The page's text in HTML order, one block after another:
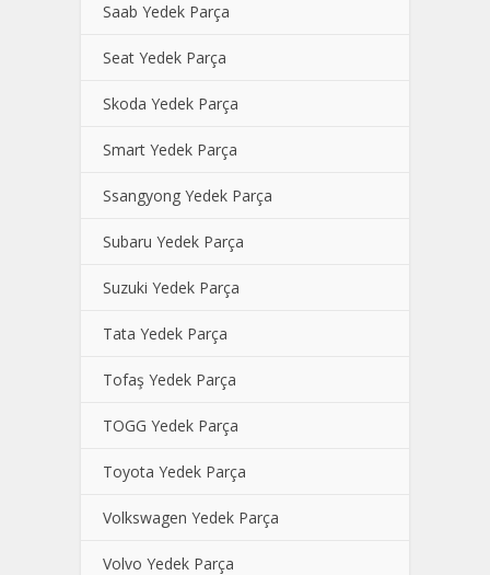
Saab Yedek Parça
Seat Yedek Parça
Skoda Yedek Parça
Smart Yedek Parça
Ssangyong Yedek Parça
Subaru Yedek Parça
Suzuki Yedek Parça
Tata Yedek Parça
Tofaş Yedek Parça
TOGG Yedek Parça
Toyota Yedek Parça
Volkswagen Yedek Parça
Volvo Yedek Parça